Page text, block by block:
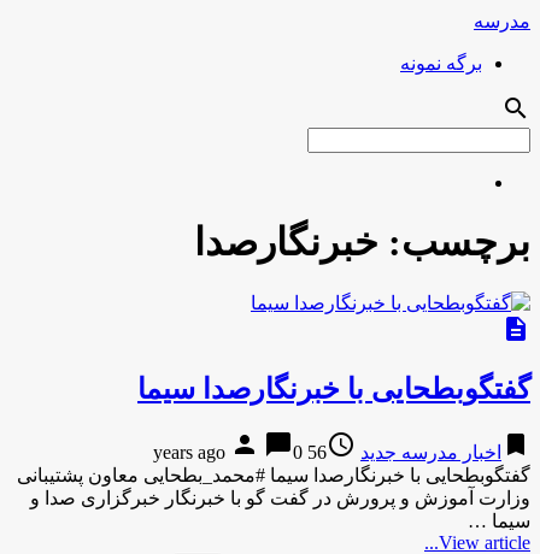
مدرسه
برگه نمونه
search
برچسب: خبرنگارصدا
description
گفتگوبطحایی با خبرنگارصدا سیما
bookmark اخبار مدرسه جدید access_time
56 years ago
person chat_bubble0
گفتگوبطحایی با خبرنگارصدا سیما #محمد_بطحایی معاون پشتیبانی
وزارت آموزش و پرورش در گفت گو با خبرنگار خبرگزاری صدا و
سیما …
View article...